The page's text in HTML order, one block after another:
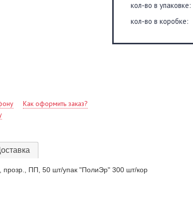
кол-во в упаковке:
кол-во в коробке:
Как оформить заказ?
прозр., ПП, 50 шт/упак "ПолиЭр" 300 шт/кор